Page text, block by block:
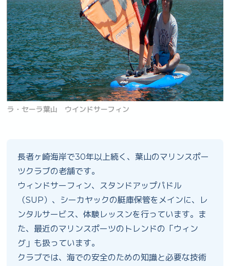
ラ・セーラ葉山 ウインドサーフィン
長者ヶ崎海岸で30年以上続く、葉山のマリンスポー
ツクラブの老舗です。
ウィンドサーフィン、スタンドアップパドル
（SUP）、シーカヤックの艇庫保管をメインに、レ
ンタルサービス、体験レッスンを行っています。ま
た、最近のマリンスポーツのトレンドの「ウィン
グ」も扱っています。
クラブでは、海での安全のための知識と必要な技術